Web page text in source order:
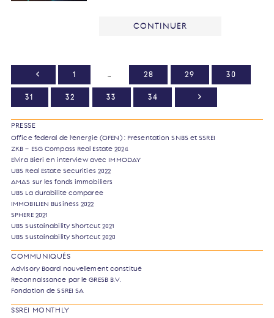
CONTINUER
1 … 28 29 30
31 32 33 34
PRESSE
Office fédéral de l’énergie (OFEN) : Présentation SNBS et SSREI
ZKB – ESG Compass Real Estate 2024
Elvira Bieri en interview avec IMMODAY
UBS Real Estate Securities 2022
AMAS sur les fonds immobiliers
UBS La durabilité comparée
IMMOBILIEN Business 2022
SPHERE 2021
UBS Sustainability Shortcut 2021
UBS Sustainability Shortcut 2020
COMMUNIQUÉS
Advisory Board nouvellement constitué
Reconnaissance par le GRESB B.V.
Fondation de SSREI SA
SSREI MONTHLY